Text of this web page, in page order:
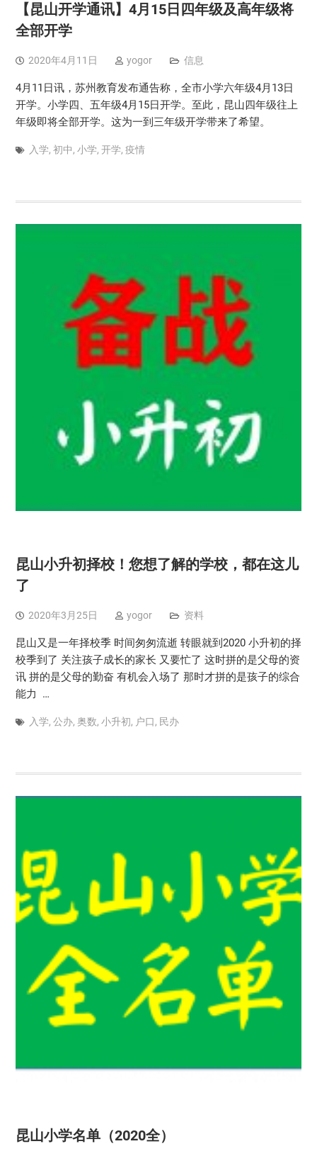
【昆山开学通讯】4月15日四年级及高年级将
全部开学
2020年4月11日 yogor 信息
4月11日讯，苏州教育发布通告称，全市小学六年级4月13日
开学。小学四、五年级4月15日开学。至此，昆山四年级往上
年级即将全部开学。这为一到三年级开学带来了希望。
入学, 初中, 小学, 开学, 疫情
昆山小升初择校！您想了解的学校，都在这儿
了
2020年3月25日 yogor 资料
昆山又是一年择校季 时间匆匆流逝 转眼就到2020 小升初的择
校季到了 关注孩子成长的家长 又要忙了 这时拼的是父母的资
讯 拼的是父母的勤奋 有机会入场了 那时才拼的是孩子的综合
能力 …
入学, 公办, 奥数, 小升初, 户口, 民办
昆山小学名单（2020全）